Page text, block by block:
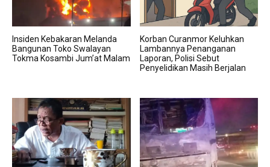
Insiden Kebakaran Melanda
Bangunan Toko Swalayan
Tokma Kosambi Jum’at Malam
Korban Curanmor Keluhkan
Lambannya Penanganan
Laporan, Polisi Sebut
Penyelidikan Masih Berjalan